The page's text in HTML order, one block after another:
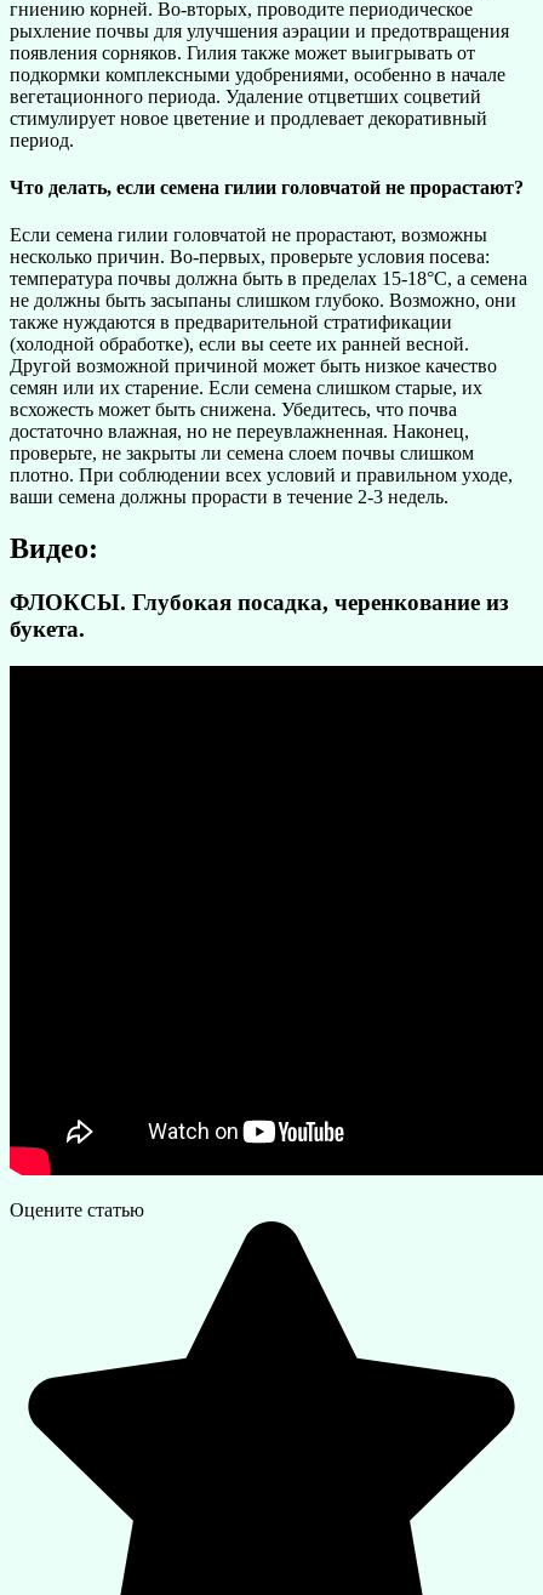
гниению корней. Во-вторых, проводите периодическое
рыхление почвы для улучшения аэрации и предотвращения
появления сорняков. Гилия также может выигрывать от
подкормки комплексными удобрениями, особенно в начале
вегетационного периода. Удаление отцветших соцветий
стимулирует новое цветение и продлевает декоративный
период.
Что делать, если семена гилии головчатой не прорастают?
Если семена гилии головчатой не прорастают, возможны
несколько причин. Во-первых, проверьте условия посева:
температура почвы должна быть в пределах 15-18°C, а семена
не должны быть засыпаны слишком глубоко. Возможно, они
также нуждаются в предварительной стратификации
(холодной обработке), если вы сеете их ранней весной.
Другой возможной причиной может быть низкое качество
семян или их старение. Если семена слишком старые, их
всхожесть может быть снижена. Убедитесь, что почва
достаточно влажная, но не переувлажненная. Наконец,
проверьте, не закрыты ли семена слоем почвы слишком
плотно. При соблюдении всех условий и правильном уходе,
ваши семена должны прорасти в течение 2-3 недель.
Видео:
ФЛОКСЫ. Глубокая посадка, черенкование из
букета.
Оцените статью